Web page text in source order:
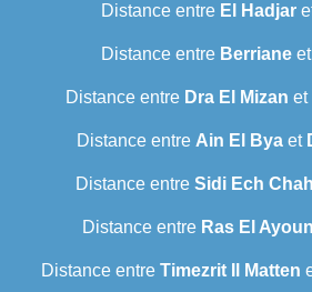
Distance entre El Hadjar
Distance entre Berrianeet
Distance entre Dra El Mizan et
Distance entre Ain El Byaet
Distance entre Sidi Ech
Distance entre Ras El Ayoun
Distance entre Timezrit Il Matten